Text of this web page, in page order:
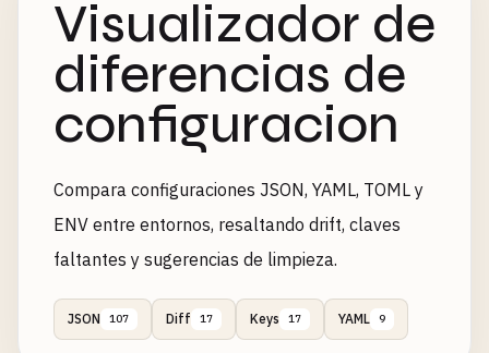
Visualizador de
diferencias de
configuracion
Compara configuraciones JSON, YAML, TOML y
ENV entre entornos, resaltando drift, claves
faltantes y sugerencias de limpieza.
JSON 107 Diff 17 Keys 17 YAML 9